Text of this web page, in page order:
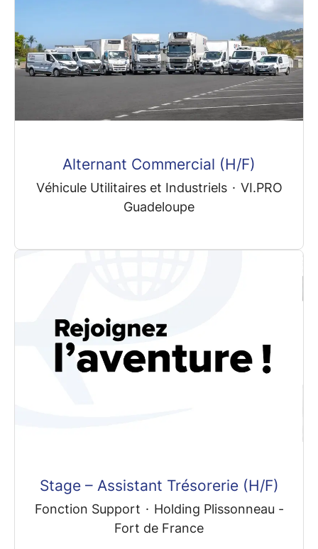
Alternant Commercial (H/F)
Véhicule Utilitaires et Industriels · VI.PRO
Guadeloupe
Stage – Assistant Trésorerie (H/F)
Fonction Support · Holding Plissonneau -
Fort de France